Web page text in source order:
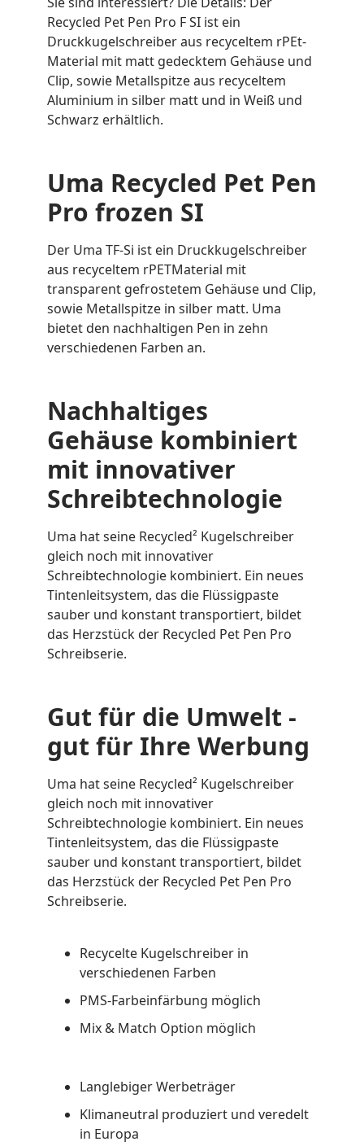
Recycled Pet Pen Pro F SI ist ein
Druckkugelschreiber aus recyceltem rPEt-
Material mit matt gedecktem Gehäuse und
Clip, sowie Metallspitze aus recyceltem
Aluminium in silber matt und in Weiß und
Schwarz erhältlich.
Uma Recycled Pet Pen
Pro frozen SI
Der Uma TF-Si ist ein Druckkugelschreiber
aus recyceltem rPETMaterial mit
transparent gefrostetem Gehäuse und Clip,
sowie Metallspitze in silber matt. Uma
bietet den nachhaltigen Pen in zehn
verschiedenen Farben an.
Nachhaltiges
Gehäuse kombiniert
mit innovativer
Schreibtechnologie
Uma hat seine Recycled² Kugelschreiber
gleich noch mit innovativer
Schreibtechnologie kombiniert. Ein neues
Tintenleitsystem, das die Flüssigpaste
sauber und konstant transportiert, bildet
das Herzstück der Recycled Pet Pen Pro
Schreibserie.
Gut für die Umwelt -
gut für Ihre Werbung
Uma hat seine Recycled² Kugelschreiber
gleich noch mit innovativer
Schreibtechnologie kombiniert. Ein neues
Tintenleitsystem, das die Flüssigpaste
sauber und konstant transportiert, bildet
das Herzstück der Recycled Pet Pen Pro
Schreibserie.
Recycelte Kugelschreiber in
verschiedenen Farben
PMS-Farbeinfärbung möglich
Mix & Match Option möglich
Langlebiger Werbeträger
Klimaneutral produziert und veredelt
in Europa